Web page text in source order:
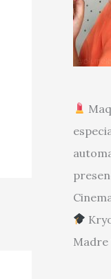
Madre